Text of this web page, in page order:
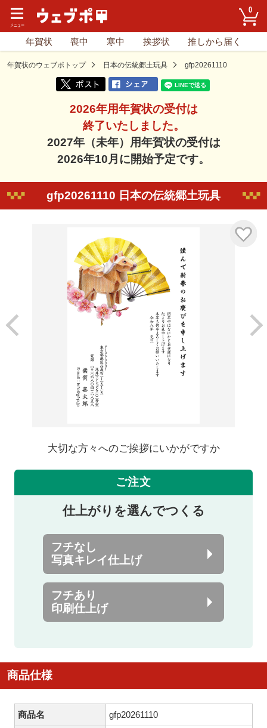
0
年賀状 喪中 寒中 挨拶状 推しから届く
年賀状のウェブポトップ 日本の伝統郷土玩具 gfp20261110
2026年用年賀状の受付は
終了いたしました。
2027年（未年）用年賀状の受付は
2026年10月に開始予定です。
gfp20261110 日本の伝統郷土玩具
大切な方々へのご挨拶にいかがですか
ご注文
仕上がりを選んでつくる
フチなし
写真キレイ仕上げ
フチあり
印刷仕上げ
商品仕様
商品名 gfp20261110